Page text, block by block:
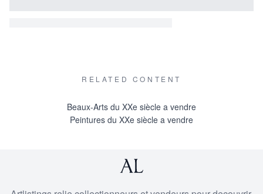
RELATED CONTENT
Beaux-Arts du XXe siècle a vendre
Peintures du XXe siècle a vendre